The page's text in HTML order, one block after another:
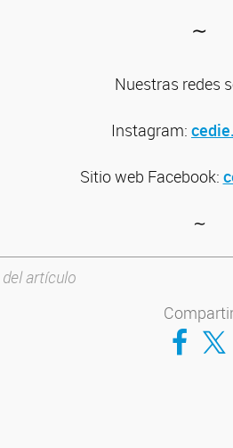
∼
Nuestras redes
Instagram:
Sitio web Facebook:
∼
artículo
Compartir